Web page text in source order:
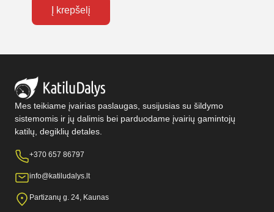
Į krepšelį
Mes teikiame įvairias paslaugas, susijusias su šildymo
sistemomis ir jų dalimis bei parduodame įvairių gamintojų
katilų, degiklių detales.
+370 657 86797
info@katiludalys.lt
Partizanų g. 24, Kaunas